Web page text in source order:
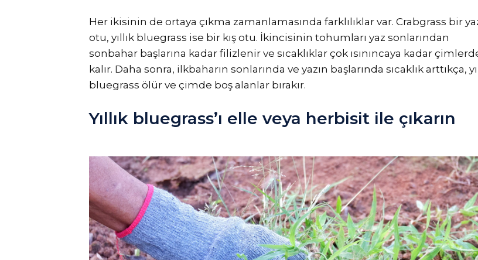
Her ikisinin de ortaya çıkma zamanlamasında farklılıklar var. Crabgrass bir
otu, yıllık bluegrass ise bir kış otu. İkincisinin tohumları yaz sonlarından
sonbahar başlarına kadar filizlenir ve sıcaklıklar çok ısınıncaya kadar
kalır. Daha sonra, ilkbaharın sonlarında ve yazın başlarında sıcaklık arttıkça,
bluegrass ölür ve çimde boş alanlar bırakır.
Yıllık bluegrass’ı elle veya herbisit ile çıkarın